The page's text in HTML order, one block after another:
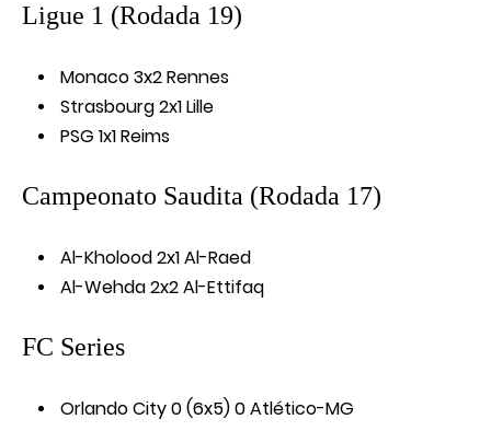
Ligue 1 (Rodada 19)
Monaco 3x2 Rennes
Strasbourg 2x1 Lille
PSG 1x1 Reims
Campeonato Saudita (Rodada 17)
Al-Kholood 2x1 Al-Raed
Al-Wehda 2x2 Al-Ettifaq
FC Series
Orlando City 0 (6x5) 0 Atlético-MG